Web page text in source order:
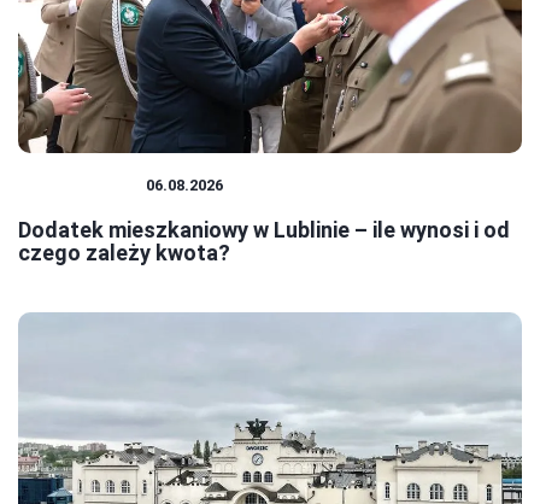
06.08.2026
Dodatek mieszkaniowy w Lublinie – ile wynosi i od
czego zależy kwota?